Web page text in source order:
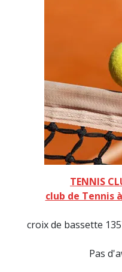
TENNIS
club de Tennis à
croix de bassette
Pas